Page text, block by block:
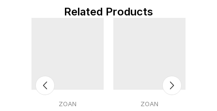
Related Products
ZOAN ZOAN